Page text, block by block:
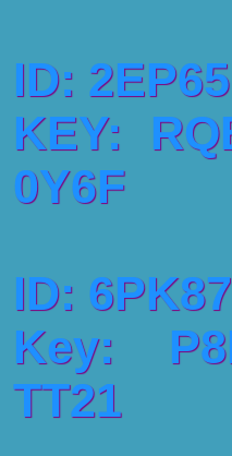
ID: 2EP65
KEY:
0Y6F
ID: 6PK87
Key:
TT21